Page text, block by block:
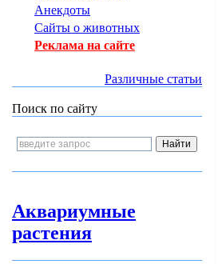
Анекдоты
Сайты о животных
Реклама на сайте
Различные статьи
Поиск по сайту
Аквариумные
растения